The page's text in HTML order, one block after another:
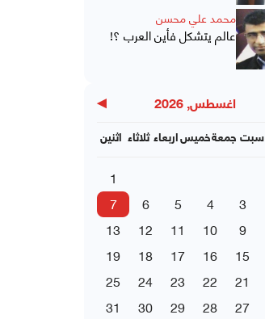
محمد علي محسن
عالم يتشكل فأين العرب ؟!
اغسطس, 2026 ▶
اثنين ثلاثاء اربعاءخميسجمعة سبت
1
3
4
5
6
7
9
10
11
12
13
15
16
17
18
19
21
22
23
24
25
27
28
29
30
31